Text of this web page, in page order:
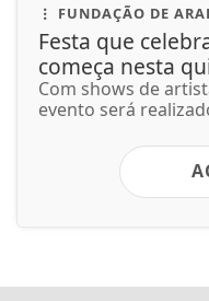
FUNDAÇÃO DE
Festa que
começa nesta
Com shows de
evento será